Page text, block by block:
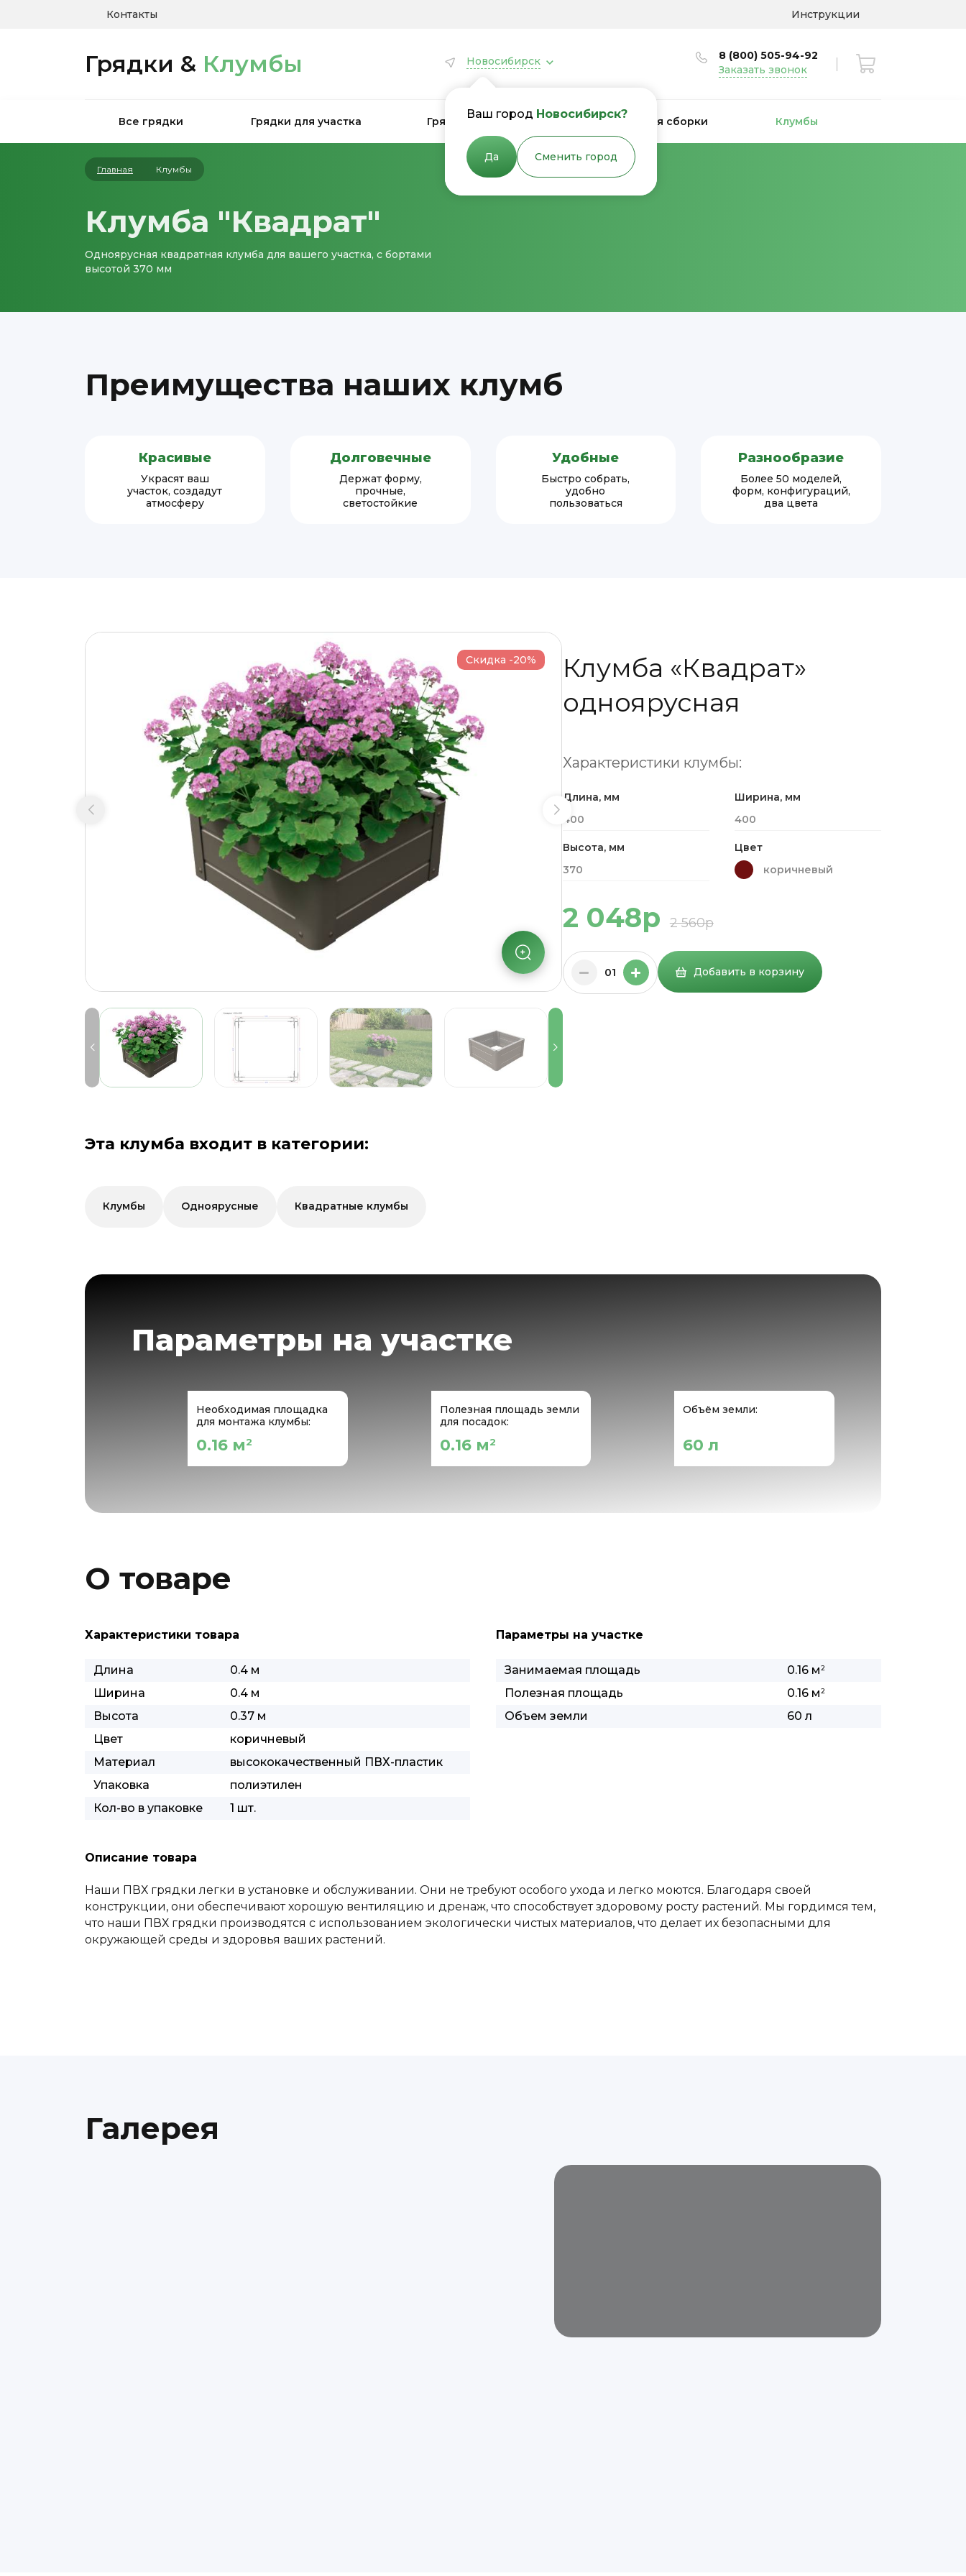
Контакты Инструкции
Грядки & Клумбы Новосибирск
Ваш город Новосибирск?
Да Сменить город
8 (800) 505-94-92
Заказать звонок
Все грядки Грядки для участка Грядки для теплиц Грядки для сборки Клумбы
Главная Клумбы
Клумба "Квадрат"
Одноярусная квадратная клумба для вашего участка, с бортами
высотой 370 мм
Преимущества наших клумб
Красивые
Украсят ваш
участок, создадут
атмосферу
Долговечные
Держат форму,
прочные,
светостойкие
Удобные
Быстро собрать,
удобно
пользоваться
Разнообразие
Более 50 моделей,
форм, конфигураций,
два цвета
Скидка -20%
Клумба «Квадрат»
одноярусная
Характеристики клумбы:
Длина, мм
400
Ширина, мм
400
Высота, мм
370
Цвет
коричневый
2 048р 2 560р
01 Добавить в корзину
Эта клумба входит в категории:
Клумбы Одноярусные Квадратные клумбы
Параметры на участке
Необходимая площадка
для монтажа клумбы:
0.16 м2
Полезная площадь земли
для посадок:
0.16 м2
Объём земли:
60 л
О товаре
Характеристики товара
Длина
0.4 м
Ширина
0.4 м
Высота
0.37 м
Цвет
коричневый
Материал
высококачественный ПВХ-пластик
Упаковка
полиэтилен
Кол-во в упаковке
1 шт.
Параметры на участке
Занимаемая площадь 0.16 м2
Полезная площадь 0.16 м2
Объем земли 60 л
Описание товара
Наши ПВХ грядки легки в установке и обслуживании. Они не требуют особого ухода и легко моются. Благодаря своей
конструкции, они обеспечивают хорошую вентиляцию и дренаж, что способствует здоровому росту растений. Мы гордимся тем,
что наши ПВХ грядки производятся с использованием экологически чистых материалов, что делает их безопасными для
окружающей среды и здоровья ваших растений.
Галерея